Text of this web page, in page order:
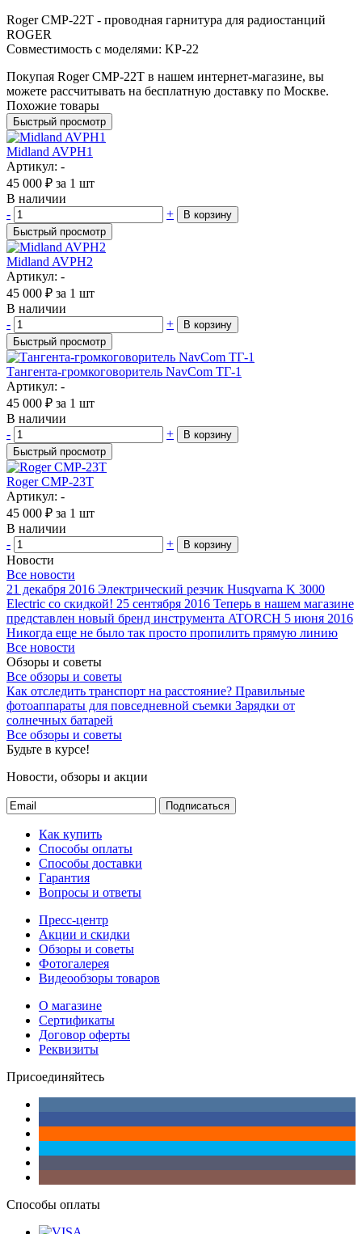
Roger CMP-22T - проводная гарнитура для радиостанций
ROGER
Совместимость с моделями: KP-22
Покупая Roger CMP-22T в нашем интернет-магазине, вы
можете рассчитывать на бесплатную доставку по Москве.
Похожие товары
Быстрый просмотр
Midland AVPH1
Артикул: -
45 000 ₽ за 1 шт
В наличии
-
+
В корзину
Быстрый просмотр
Midland AVPH2
Артикул: -
45 000 ₽ за 1 шт
В наличии
-
+
В корзину
Быстрый просмотр
Тангента-громкоговоритель NavCom ТГ-1
Артикул: -
45 000 ₽ за 1 шт
В наличии
-
+
В корзину
Быстрый просмотр
Roger CMP-23T
Артикул: -
45 000 ₽ за 1 шт
В наличии
-
+ В корзину
Новости
Все новости
21 декабря 2016 Электрический резчик Husqvarna K 3000
Electric со скидкой! 25 сентября 2016 Теперь в нашем магазине
представлен новый бренд инструмента ATORCH 5 июня 2016
Никогда еще не было так просто пропилить прямую линию
Все новости
Обзоры и советы
Все обзоры и советы
Как отследить транспорт на расстояние? Правильные
фотоаппараты для повседневной съемки Зарядки от
солнечных батарей
Все обзоры и советы
Будьте в курсе!
Новости, обзоры и акции
Подписаться
Как купить
Способы оплаты
Способы доставки
Гарантия
Вопросы и ответы
Пресс-центр
Акции и скидки
Обзоры и советы
Фотогалерея
Видеообзоры товаров
О магазине
Сертификаты
Договор оферты
Реквизиты
Присоединяйтесь
Способы оплаты